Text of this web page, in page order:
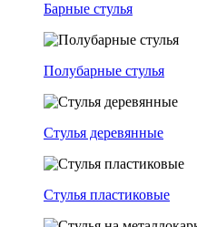
Барные стулья
Полубарные стулья
Стулья деревянные
Стулья пластиковые